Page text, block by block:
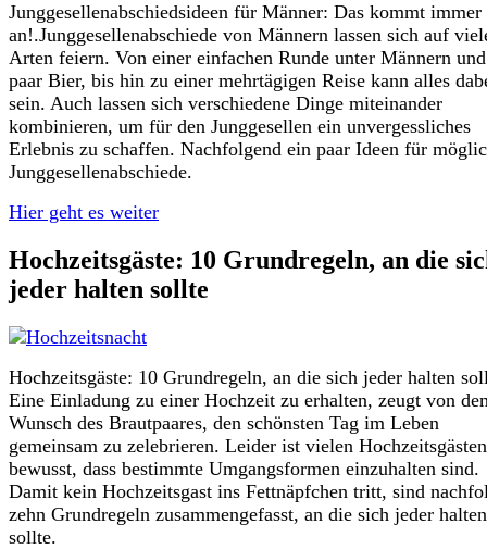
Junggesellenabschiedsideen für Männer: Das kommt immer
an!.Junggesellenabschiede von Männern lassen sich auf
Arten feiern. Von einer einfachen Runde unter Männern
paar Bier, bis hin zu einer mehrtägigen Reise kann alles
sein. Auch lassen sich verschiedene Dinge miteinander
kombinieren, um für den Junggesellen ein unvergessliches
Erlebnis zu schaffen. Nachfolgend ein paar Ideen für
Junggesellenabschiede.
Hier geht es weiter
Hochzeitsgäste: 10 Grundregeln, an die
jeder halten sollte
Hochzeitsgäste: 10 Grundregeln, an die sich jeder halten
Eine Einladung zu einer Hochzeit zu erhalten, zeugt von
Wunsch des Brautpaares, den schönsten Tag im Leben
gemeinsam zu zelebrieren. Leider ist vielen
bewusst, dass bestimmte Umgangsformen einzuhalten sind.
Damit kein Hochzeitsgast ins Fettnäpfchen tritt, sind
zehn Grundregeln zusammengefasst, an die sich jeder halten
sollte.